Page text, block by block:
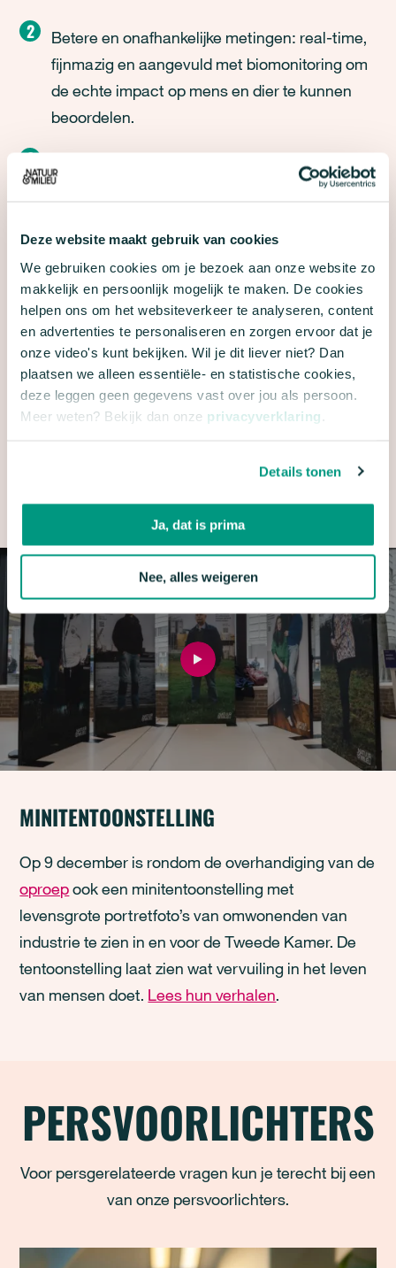
Deze website maakt gebruik van cookies
We gebruiken cookies om je bezoek aan onze website zo
makkelijk en persoonlijk mogelijk te maken. De cookies
helpen ons om het websiteverkeer te analyseren, content
en advertenties te personaliseren en zorgen ervoor dat je
onze video's kunt bekijken. Wil je dit liever niet? Dan
plaatsen we alleen essentiële- en statistische cookies,
deze leggen geen gegevens vast over jou als persoon.
Meer weten? Bekijk dan onze privacyverklaring
Details tonen
Ja, dat is prima
Nee, alles weigeren
Betere en onafhankelijke metingen: real-time,
fijnmazig en aangevuld met biomonitoring om
de echte impact op mens en dier te kunnen
beoordelen.
Aangescherpte emissienormen: gebaseerd op
de nieuwste wetenschap en WHO-adviezen,
een gezonde leefomgeving.
Bescherming tegen giftige stoffen zoals PFAS:
werk aan een Europees verbod én neem in
Nederland direct maatregelen voor
risicosectoren.
Een volwaardige plek voor milieu binnen de
gezondheid en leefomgeving stevig verankert
in beleid en besluitvorming.
MINITENTOONSTELLING
Op 9 december is rondom de overhandiging van de
oproepook een minitentoonstelling met
levensgrote portretfoto’s van omwonenden van
industrie te zien in en voor de Tweede Kamer. De
tentoonstelling laat zien wat vervuiling in het leven
van mensen doet. Lees hun verhalen.
PERSVOORLICHTERS
Voor persgerelateerde vragen kun je terecht bij een
van onze persvoorlichters.